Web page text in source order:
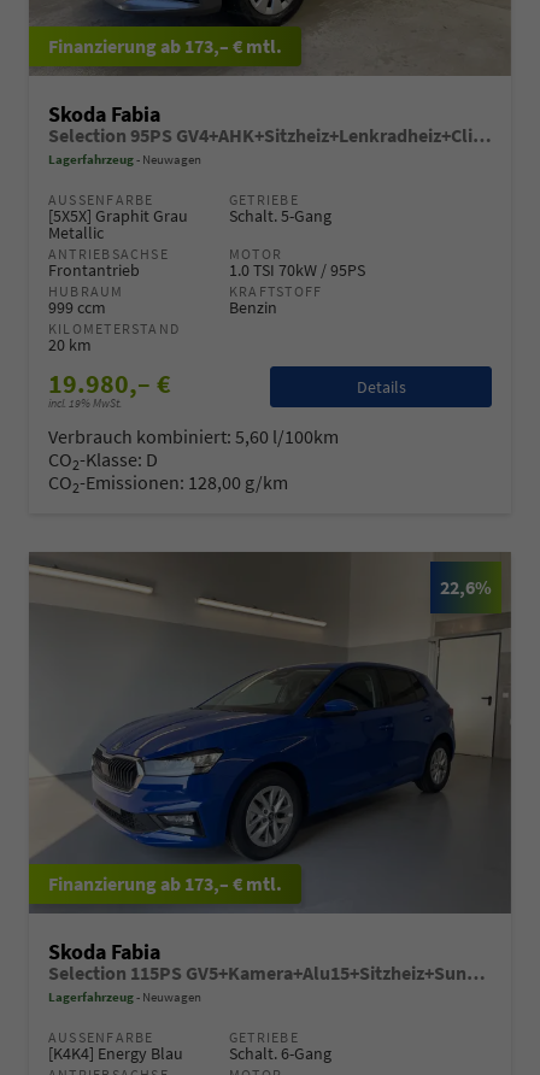
ab 173,– € mtl.
Skoda Fabia
Selection 95PS GV4+AHK+Sitzheiz+Lenkradheiz+Climatronic+Tempomat+PDC
Lagerfahrzeug Neuwagen
AUSSENFARBE
[5X5X] Graphit Grau
Metallic
GETRIEBE
Schalt. 5-Gang
ANTRIEBSACHSE
Frontantrieb
MOTOR
1.0 TSI 70kW / 95PS
HUBRAUM
999 ccm
KRAFTSTOFF
Benzin
KILOMETERSTAND
20 km
19.980,– €
incl. 19% MwSt.
Details
Verbrauch kombiniert: 5,60 l/100km
CO2-Klasse: D
CO2-Emissionen: 128,00 g/km
22,6%
ab 173,– € mtl.
Skoda Fabia
Selection 115PS GV5+Kamera+Alu15+Sitzheiz+Sunset+Regensensor+AppConnect+LED
Lagerfahrzeug Neuwagen
AUSSENFARBE
[K4K4] Energy Blau
GETRIEBE
Schalt. 6-Gang